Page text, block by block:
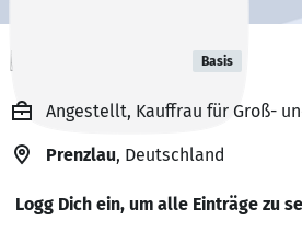
Luisa Stüber Basis
Angestellt, Kauffrau für Groß-
Prenzlau, Deutschland
Logg Dich ein, um alle Einträge zu